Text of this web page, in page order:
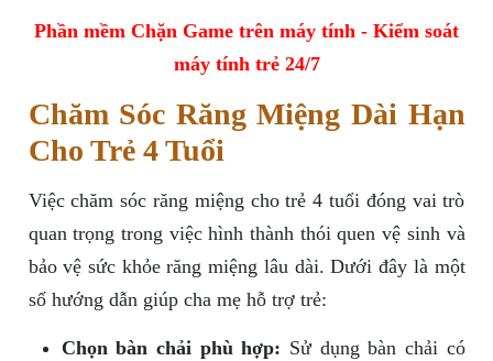
Phần mềm Chặn Game trên máy tính - Kiểm soát
máy tính trẻ 24/7
Chăm Sóc Răng Miệng Dài Hạn
Cho Trẻ 4 Tuổi
Việc chăm sóc răng miệng cho trẻ 4 tuổi đóng vai trò
quan trọng trong việc hình thành thói quen vệ sinh và
bảo vệ sức khỏe răng miệng lâu dài. Dưới đây là một
số hướng dẫn giúp cha mẹ hỗ trợ trẻ:
Chọn bàn chải phù hợp: Sử dụng bàn chải có